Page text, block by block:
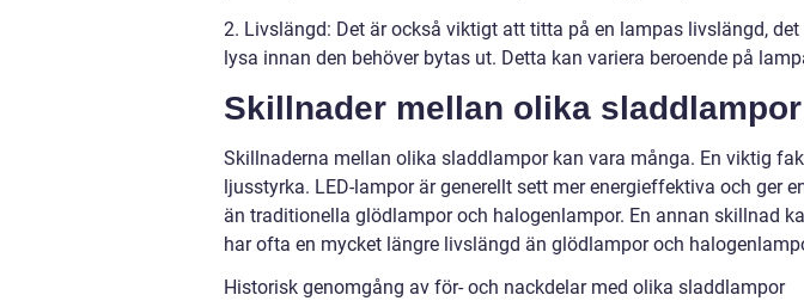
2. Livslängd: Det är också viktigt att titta på en lampas livslängd,
lysa innan den behöver bytas ut. Detta kan variera beroende på
Skillnader mellan olika sladdlampor
Skillnaderna mellan olika sladdlampor kan vara många. En viktig
ljusstyrka. LED-lampor är generellt sett mer energieffektiva och ger
än traditionella glödlampor och halogenlampor. En annan skillnad
har ofta en mycket längre livslängd än glödlampor och
Historisk genomgång av för- och nackdelar med olika sladdlampor